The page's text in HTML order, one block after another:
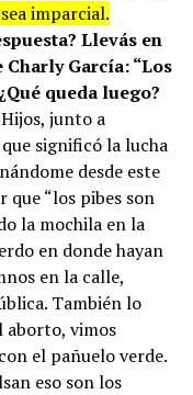
imparcial.
Llevás en
García: “Los
queda luego?
junto a
significó la lucha
desde este
que “los pibes son
la mochila en la
en donde hayan
en la calle,
También lo
aborto, vimos
el pañuelo verde.
eso son los